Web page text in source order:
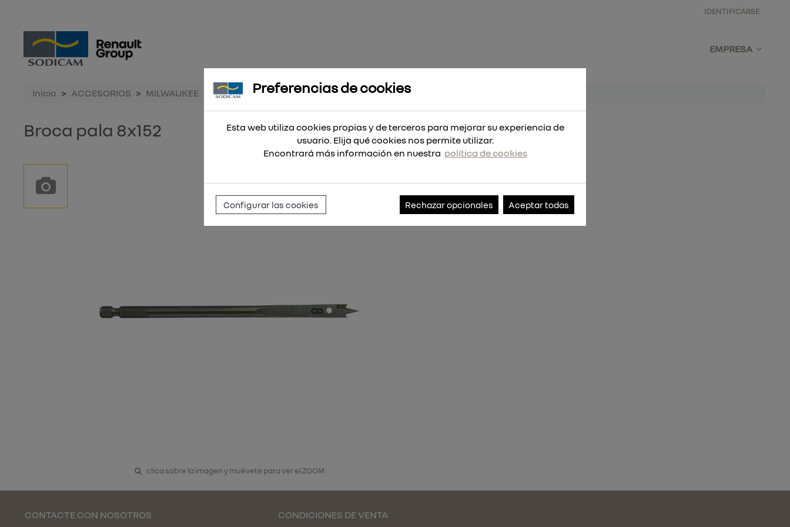
IDENTIFICARSE
EMPRESA
Inicio ACCESORIOS MILWAUKEE Broca pala 8x152
Broca pala 8x152
clica sobre la imagen y muévete para ver el ZOOM
CONTACTE CON NOSOTROS CONDICIONES DE VENTA
Preferencias de cookies
Esta web utiliza cookies propias y de terceros para mejorar su experiencia de
usuario. Elija qué cookies nos permite utilizar.
Encontrará más información en nuestra política de cookies
Configurar las cookies Rechazar opcionales Aceptar todas